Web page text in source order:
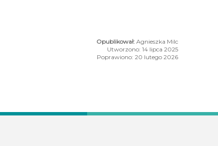
Agnieszka Milc
Utworzono: 14 lipca 2025
Poprawiono: 20 lutego 2026
XXXI Kongres Uzdrowisk Polskich
Roku 2024 Gminy Busko-Zdrój